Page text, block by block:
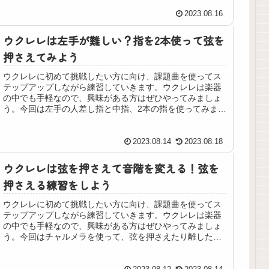
2023.08.16
ウクレレは左手が難しい？指を2本使って弦を
押さえてみよう
ウクレレに初めて挑戦したい方に向け、課題曲を使ってス
テップアップしながら練習していきます。ウクレレは楽器
の中でも手軽なので、興味がある方はぜひやってみましょ
う。今回は左手の人差し指と中指、2本の指を使ってみま
2023.08.14 2023.08.18
ウクレレは弦を押さえて音階を変える！弦を
押さえる練習をしよう
ウクレレに初めて挑戦したい方に向け、課題曲を使ってス
テップアップしながら練習していきます。ウクレレは楽器
の中でも手軽なので、興味がある方はぜひやってみましょ
う。今回はチャルメラを使って、弦を押さえたり離したり